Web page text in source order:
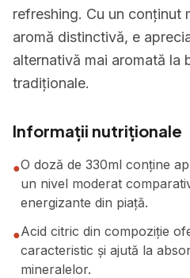
refreshing. Cu un conținut
aromă distinctivă, e
alternativă mai aromată la
tradiționale.
Informații nutriționale
●O doză de 330ml conține
un nivel moderat
energizante din piață.
●Acid citric din compoziție
caracteristic și ajută la
mineralelor.